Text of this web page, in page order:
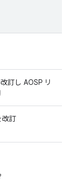
訂し AOSP リ
改訂